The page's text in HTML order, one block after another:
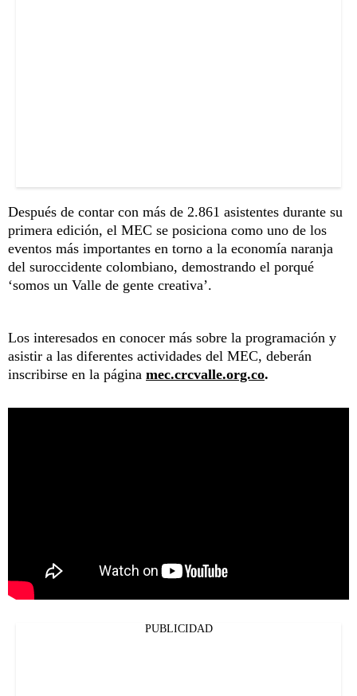
Después de contar con más de 2.861 asistentes durante su
primera edición, el MEC se posiciona como uno de los
eventos más importantes en torno a la economía naranja
del suroccidente colombiano, demostrando el porqué
‘somos un Valle de gente creativa’.
Los interesados en conocer más sobre la programación y
asistir a las diferentes actividades del MEC, deberán
inscribirse en la página mec.crcvalle.org.co.
PUBLICIDAD